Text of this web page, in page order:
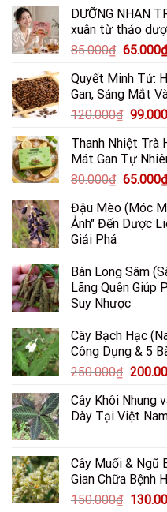
là:
DƯỠNG NHAN
xuân từ thảo
85.000₫ Giá
là:
65.000₫
Quyết Minh Tử:
Gan, Sáng Mắt
120.000₫ Giá
là:
99.000
Thanh Nhiệt Trà
Mát Gan Tự
80.000₫ Giá
là:
65.000₫
Đậu Mèo (Móc
Ảnh" Đến Dược
Giải Phá
Bàn Long Sâm
Lãng Quên Giúp
Suy Nhược
Cây Bạch Hạc
Công Dụng & 5
250.000₫ Giá
là:
Cây Khôi Nhung
Dày Tại Việt
Cây Muối & Ngũ
Gian Chữa Bệnh
150.000₫ Giá